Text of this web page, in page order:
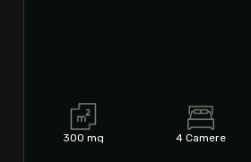
300 mq 4 Camere